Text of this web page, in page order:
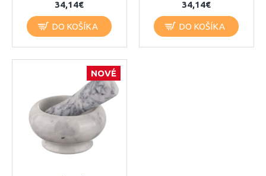
34,14€
DO KOŠÍKA
34,14€
DO KOŠÍKA
NOVÉ